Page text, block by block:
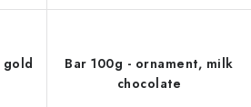
gold
Bar 100g - ornament, milk
chocolate